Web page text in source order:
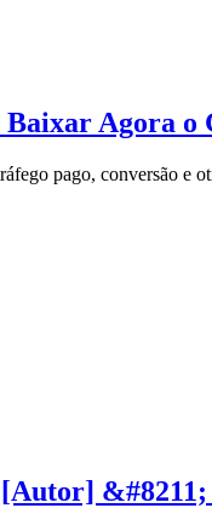
Agora o
pago, conversão e